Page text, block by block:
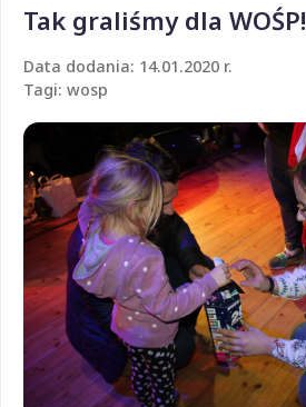
Tak graliśmy dla WOŚP!
Data dodania: 14.01.2020 r.
Tagi: wosp